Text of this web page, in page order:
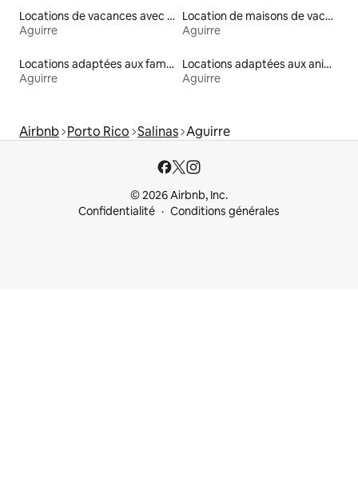
Locations de vacances avec piscine
Aguirre
Location de maisons de vacances
Aguirre
Locations adaptées aux familles
Aguirre
Locations adaptées aux animaux
Aguirre
Airbnb Porto Rico Salinas Aguirre
© 2026 Airbnb, Inc.
Confidentialité
Conditions générales